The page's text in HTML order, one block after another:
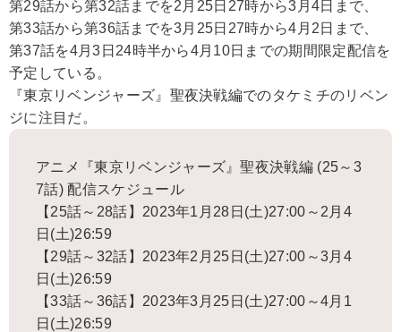
第29話から第32話までを2月25日27時から3月4日まで、
第33話から第36話までを3月25日27時から4月2日まで、
第37話を4月3日24時半から4月10日までの期間限定配信を
予定している。
『東京リベンジャーズ』聖夜決戦編でのタケミチのリベン
ジに注目だ。
アニメ『東京リベンジャーズ』聖夜決戦編 (25～3
7話) 配信スケジュール
【25話～28話】2023年1月28日(土)27:00～2月4
日(土)26:59
【29話～32話】2023年2月25日(土)27:00～3月4
日(土)26:59
【33話～36話】2023年3月25日(土)27:00～4月1
日(土)26:59